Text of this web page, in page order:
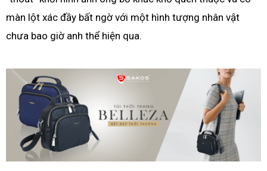
màn lột xác đầy bất ngờ với một hình tượng nhân vật
chưa bao giờ anh thể hiện qua.